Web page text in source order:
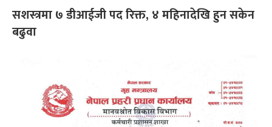
सशस्त्रमा ७ डीआईजी पद रिक्त, ४ महिनादेखि हुन सकेन
बढुवा